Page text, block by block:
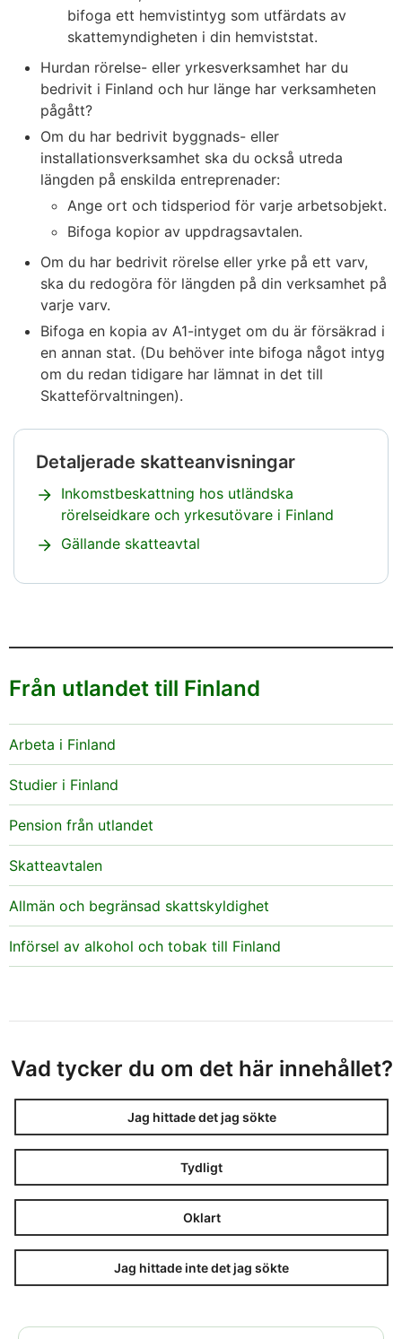
bifoga ett hemvistintyg som utfärdats av
skattemyndigheten i din hemviststat.
Hurdan rörelse- eller yrkesverksamhet har du
bedrivit i Finland och hur länge har verksamheten
pågått?
Om du har bedrivit byggnads- eller
installationsverksamhet ska du också utreda
längden på enskilda entreprenader:
Ange ort och tidsperiod för varje arbetsobjekt.
Bifoga kopior av uppdragsavtalen.
Om du har bedrivit rörelse eller yrke på ett varv,
ska du redogöra för längden på din verksamhet på
varje varv.
Bifoga en kopia av A1-intyget om du är försäkrad i
en annan stat. (Du behöver inte bifoga något intyg
om du redan tidigare har lämnat in det till
Skatteförvaltningen).
Notisen
börjar.
Detaljerade skatteanvisningar
Inkomstbeskattning hos utländska
rörelseidkare och yrkesutövare i Finland
Gällande skatteavtal
Från utlandet till Finland
Arbeta i Finland
Studier i Finland
Pension från utlandet
Skatteavtalen
Allmän och begränsad skattskyldighet
Införsel av alkohol och tobak till Finland
Vad tycker du om det här innehållet?
Jag hittade det jag sökte
Tydligt
Oklart
Jag hittade inte det jag sökte